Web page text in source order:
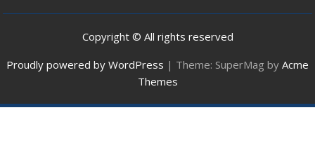
Copyright © All rights reserved
Proudly powered by WordPress | Theme: SuperMag by Acme
Themes